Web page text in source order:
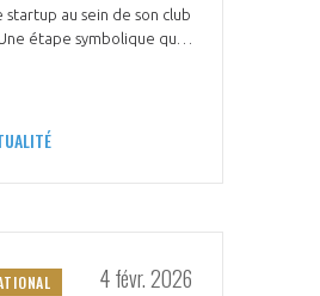
startup au sein de son club
étape symbolique qui
à plus grande
4 févr. 2026
modale
membre
Apportez votre savoir-faire à
Fermer
la